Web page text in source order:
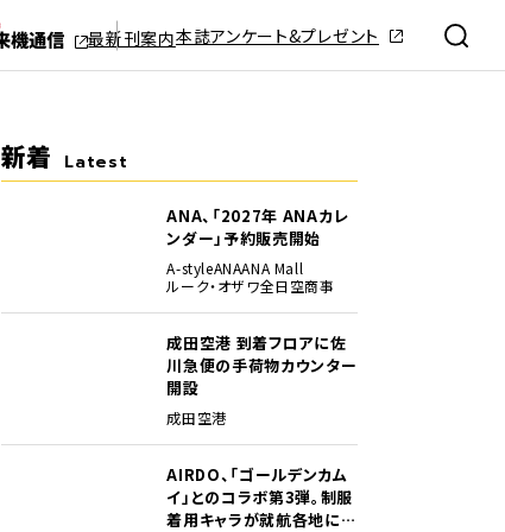
最新刊案内本誌アンケート&プレゼント
新着 Latest
ANA、「2027年 ANAカレ
ンダー」予約販売開始
A-styleANAANA Mall
ルーク・オザワ全日空商事
成田空港 到着フロアに佐
川急便の手荷物カウンター
開設
成田空港
AIRDO、「ゴールデンカム
イ」とのコラボ第3弾。制服
着用キャラが就航各地に登